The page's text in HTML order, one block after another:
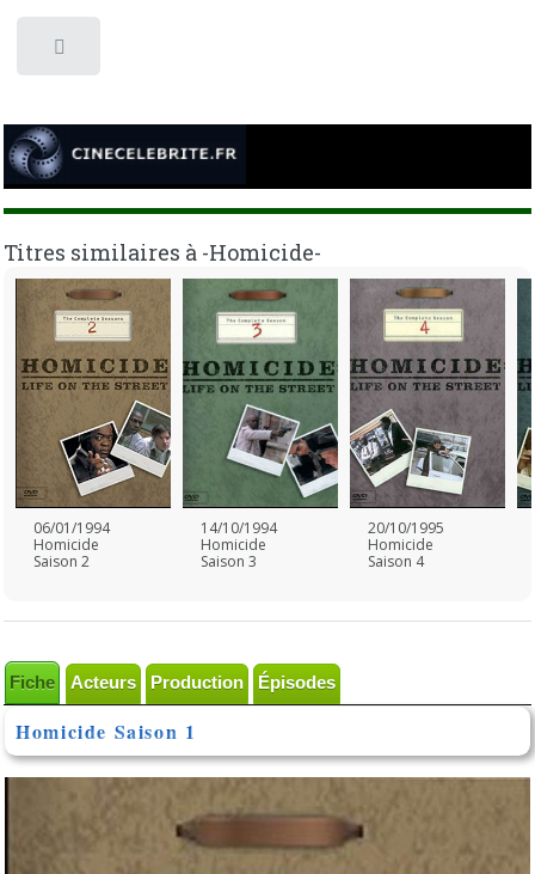
Titres similaires à -Homicide-
06/01/1994
Homicide
Saison 2
14/10/1994
Homicide
Saison 3
20/10/1995
Homicide
Saison 4
Fiche Acteurs Production Épisodes
Homicide Saison 1